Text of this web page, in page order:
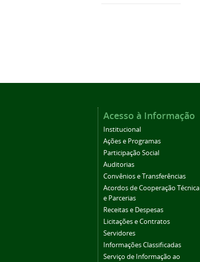
Acesso à Informação
Institucional
Ações e Programas
Participação Social
Auditorias
Convênios e Transferências
Acordos de Cooperação Técnica
e Parcerias
Receitas e Despesas
Licitações e Contratos
Servidores
Informações Classificadas
Serviço de Informação ao